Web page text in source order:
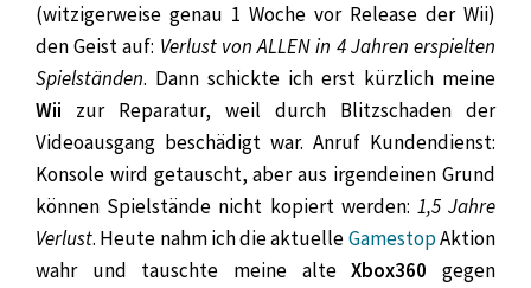
(witzigerweise genau 1 Woche vor Release der Wii)
den Geist auf: Verlust von ALLEN in 4 Jahren erspielten
Spielständen. Dann schickte ich erst kürzlich meine
Wii zur Reparatur, weil durch Blitzschaden der
Videoausgang beschädigt war. Anruf Kundendienst:
Konsole wird getauscht, aber aus irgendeinen Grund
können Spielstände nicht kopiert werden: 1,5 Jahre
Verlust. Heute nahm ich die aktuelleGamestopAktion
wahr und tauschte meine alteXbox360 gegen